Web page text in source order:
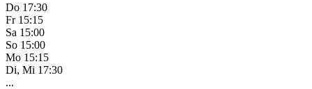
Do 17:30
Fr 15:15
Sa 15:00
So 15:00
Mo 15:15
Di, Mi 17:30
...